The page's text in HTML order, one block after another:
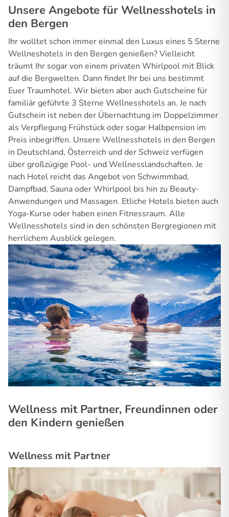
Unsere Angebote für Wellnesshotels in
den Bergen
Ihr wolltet schon immer einmal den Luxus eines 5 Sterne
Wellneshotels in den Bergen genießen? Vielleicht
träumt Ihr sogar von einem privaten Whirlpool mit Blick
auf die Bergwelten. Dann findet Ihr bei uns bestimmt
Euer Traumhotel. Wir bieten aber auch Gutscheine für
familiär geführte 3 Sterne Wellnesshotels an. Je nach
Gutschein ist neben der Übernachtung im Doppelzimmer
als Verpflegung Frühstück oder sogar Halbpension im
Preis inbegriffen. Unsere Wellnesshotels in den Bergen
in Deutschland, Österreich und der Schweiz verfügen
über großzügige Pool- und Wellnesslandschaften. Je
nach Hotel reicht das Angebot von Schwimmbad,
Dampfbad, Sauna oder Whirlpool bis hin zu Beauty-
Anwendungen und Massagen. Etliche Hotels bieten auch
Yoga-Kurse oder haben einen Fitnessraum. Alle
Wellnesshotels sind in den schönsten Bergregionen mit
herrlichem Ausblick gelegen.
Wellness mit Partner, Freundinnen oder
den Kindern genießen
Wellness mit Partner